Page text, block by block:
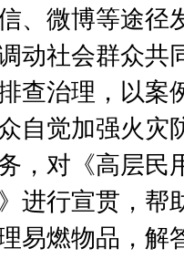
微博等途径
动社会群众共
查治理，以案
自觉加强火灾
，对《高层民
进行宣贯，帮
易燃物品，解